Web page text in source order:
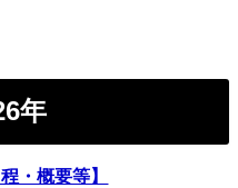
年
・概要等】